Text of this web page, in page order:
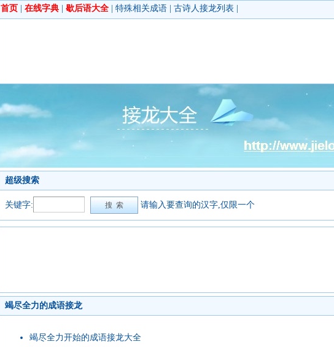
首页 在线字典 歇后语大全 特殊相关成语 古诗人接龙列表
超级搜索
关键字: 请输入要查询的汉字,仅限一个
竭尽全力的成语接龙
竭尽全力开始的成语接龙大全